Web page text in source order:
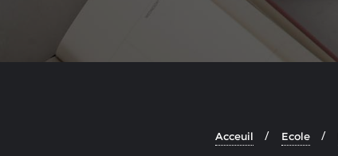
Acceuil Ecole